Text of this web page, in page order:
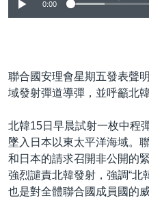
建國史話
廣播節目表
0:00
聯合國安理會星期五發表聲
域發射彈道導彈，並呼籲北
北韓15日早晨試射一枚中程
墜入日本以東太平洋海域。
和日本的請求召開非公開的
強烈譴責北韓發射，強調“北
也是對全體聯合國成員國的